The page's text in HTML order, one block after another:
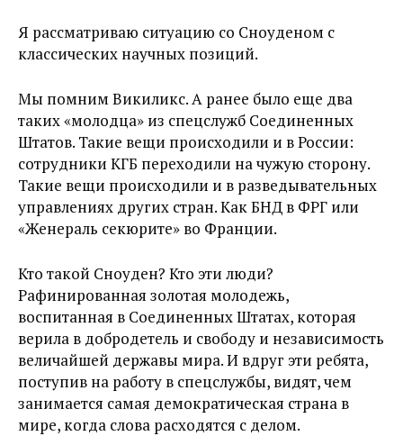
Я рассматриваю ситуацию со Сноуденом с
классических научных позиций.
Мы помним Викиликс. А ранее было еще два
таких «молодца» из спецслужб Соединенных
Штатов. Такие вещи происходили и в России:
сотрудники КГБ переходили на чужую сторону.
Такие вещи происходили и в разведывательных
управлениях других стран. Как БНД в ФРГ или
«Женераль секюрите» во Франции.
Кто такой Сноуден? Кто эти люди?
Рафинированная золотая молодежь,
воспитанная в Соединенных Штатах, которая
верила в добродетель и свободу и независимость
величайшей державы мира. И вдруг эти ребята,
поступив на работу в спецслужбы, видят, чем
занимается самая демократическая страна в
мире, когда слова расходятся с делом.